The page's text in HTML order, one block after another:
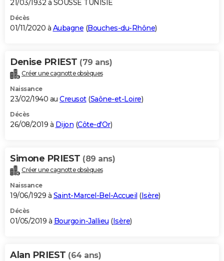
21/03/1932 à SOUSSE TUNISIE
Décès
01/11/2020 à Aubagne (Bouches-du-Rhône)
Denise PRIEST (79 ans)
Créer une cagnotte obsèques
Naissance
23/02/1940 au Creusot(Saône-et-Loire)
Décès
26/08/2019 à Dijon (Côte-d'Or)
Simone PRIEST (89 ans)
Créer une cagnotte obsèques
Naissance
19/06/1929 à Saint-Marcel-Bel-Accueil (Isère)
Décès
01/05/2019 à Bourgoin-Jallieu (Isère)
Alan PRIEST (64 ans)